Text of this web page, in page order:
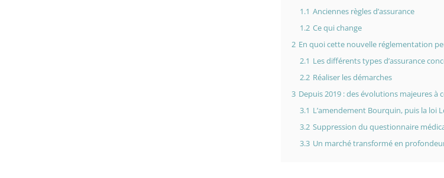
1.1 Anciennes règles d’assurance
1.2 Ce qui change
2 En quoi cette nouvelle réglementation
2.1 Les différents types d’assurance
2.2 Réaliser les démarches
3 Depuis 2019 : des évolutions majeures à
3.1 L’amendement Bourquin, puis la loi
3.2 Suppression du questionnaire
3.3 Un marché transformé en